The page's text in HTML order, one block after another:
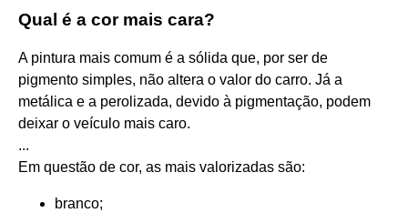
Qual é a cor mais cara?
A pintura mais comum é a sólida que, por ser de
pigmento simples, não altera o valor do carro. Já a
metálica e a perolizada, devido à pigmentação, podem
deixar o veículo mais caro.
...
Em questão de cor, as mais valorizadas são:
branco;